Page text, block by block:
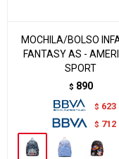
MOCHILA/BOLSO
FANTASY AS -
SPORT
$ 890
$ 623
$ 712